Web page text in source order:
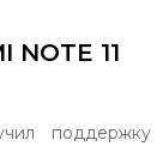
11
поддержку